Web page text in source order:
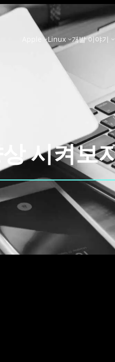
Linux 개발 이야기
시켜보